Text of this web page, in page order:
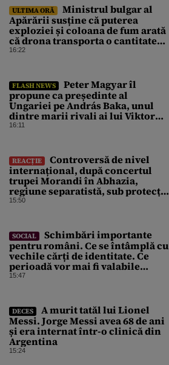
ULTIMA ORĂ
Ministrul bulgar al
Apărării susține că puterea
exploziei și coloana de fum arată
că drona transporta o cantitate
semnificativă de exploziv
16:22
FLASH NEWS
Peter Magyar îl
propune ca președinte al
Ungariei pe András Baka, unul
dintre marii rivali ai lui Viktor
Orbán
16:11
REACȚIE
Controversă de nivel
internațional, după concertul
trupei Morandi în Abhazia,
regiune separatistă, sub protecția
Rusiei
15:50
SOCIAL
Schimbări importante
pentru români. Ce se întâmplă cu
vechile cărți de identitate. Ce
perioadă vor mai fi valabile
buletinele clasice
15:47
DECES
A murit tatăl lui Lionel
Messi. Jorge Messi avea 68 de ani
și era internat într-o clinică din
Argentina
15:24